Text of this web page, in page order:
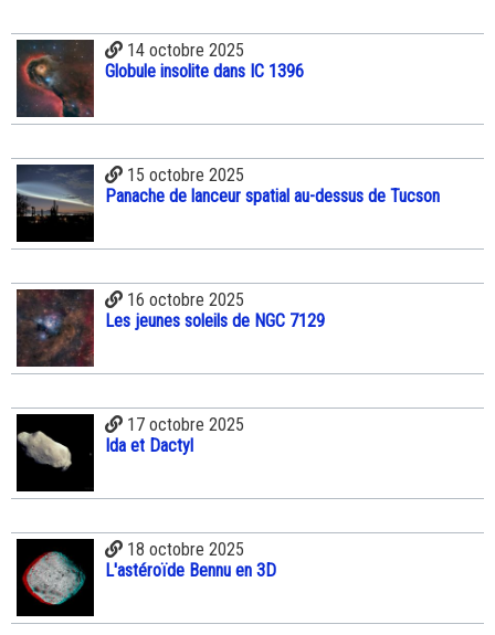
14 octobre 2025
Globule insolite dans IC 1396
15 octobre 2025
Panache de lanceur spatial au-dessus de Tucson
16 octobre 2025
Les jeunes soleils de NGC 7129
17 octobre 2025
Ida et Dactyl
18 octobre 2025
L'astéroïde Bennu en 3D